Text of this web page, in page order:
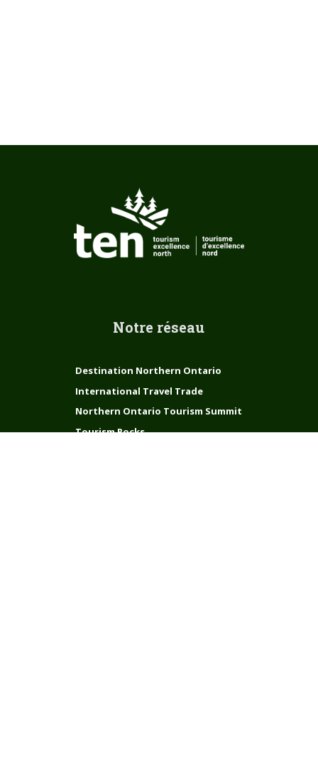
Notre réseau
Destination Northern Ontario
International Travel Trade
Northern Ontario Tourism Summit
Tourism Rocks